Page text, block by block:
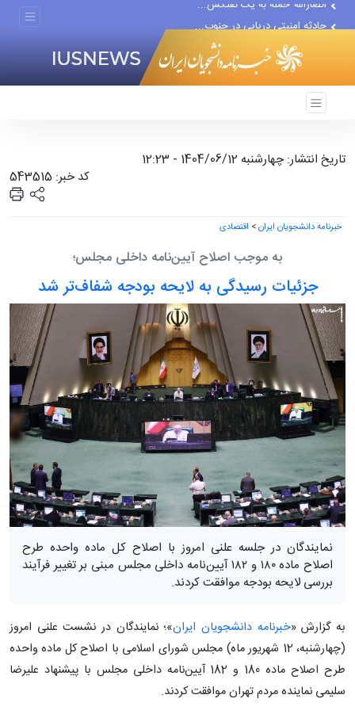
حادثه امنیتی دریایی در جنوب...
تاریخ انتشار: چهارشنبه 1404/06/12 - 12:23
کد خبر: 543515
خبرنامه دانشجویان ایران> اقتصادی
به موجب اصلاح آیین‌نامه داخلی مجلس؛
جزئیات رسیدگی به لایحه بودجه شفاف‌تر شد
نمایندگان در جلسه علنی امروز با اصلاح کل ماده واحده طرح
اصلاح ماده ۱۸۰ و ۱۸۲ آیین‌نامه داخلی مجلس مبنی بر تغییر فرآیند
بررسی لایحه بودجه موافقت کردند.
به گزارش «خبرنامه دانشجویان ایران»؛ نمایندگان در نشست علنی امروز
(چهارشنبه، 12 شهریور ماه) مجلس شورای اسلامی با اصلاح کل ماده واحده
طرح اصلاح ماده 180 و 182 آیین‌نامه داخلی مجلس با پیشنهاد علیرضا
سلیمی نماینده مردم تهران موافقت کردند.